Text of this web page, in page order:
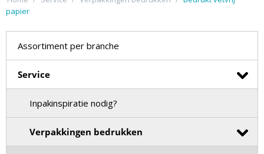
papier
Assortiment per branche
Service
Inpakinspiratie nodig?
Verpakkingen bedrukken